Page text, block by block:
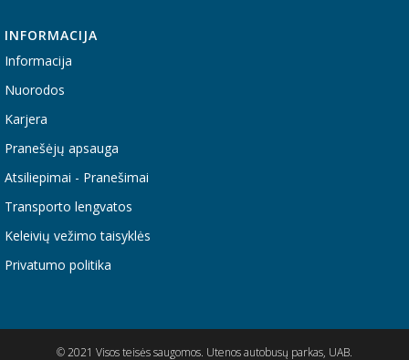
INFORMACIJA
Informacija
Nuorodos
Karjera
Pranešėjų apsauga
Atsiliepimai - Pranešimai
Transporto lengvatos
Keleivių vežimo taisyklės
Privatumo politika
© 2021 Visos teisės saugomos. Utenos autobusų parkas, UAB.